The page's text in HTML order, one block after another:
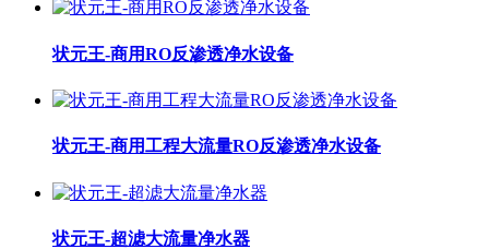
状元王-商用RO反渗透净水设备
状元王-商用工程大流量RO反渗透净水设备
状元王-超滤大流量净水器